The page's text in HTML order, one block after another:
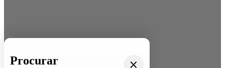
Procurar